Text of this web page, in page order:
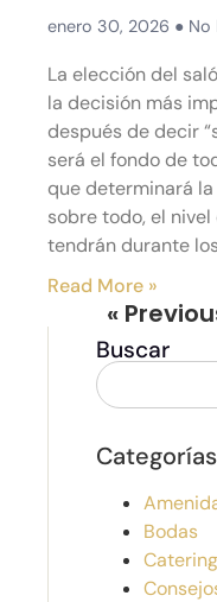
enero 30, 2026 No
La elección del
la decisión más
después de decir
será el fondo de
que determinará
sobre todo, el
tendrán durante
Read More »
«
Buscar
Categorías
Bodas